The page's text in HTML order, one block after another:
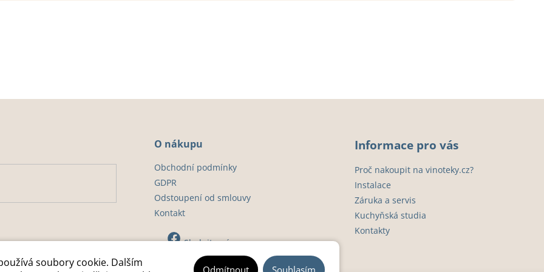
soubory cookie. Dalším
Odmítnout Souhlasím
O nákupu
Obchodní podmínky
GDPR
Odstoupení od smlouvy
Kontakt
Sledujte nás
Informace pro vás
Proč nakoupit na vinoteky.cz?
Instalace
Záruka a servis
Kuchyňská studia
Kontakty